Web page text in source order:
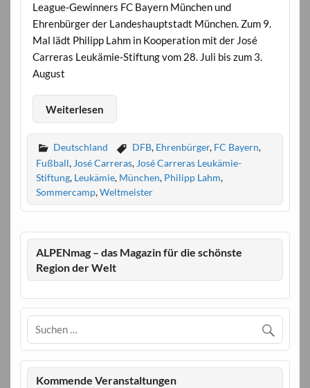
League-Gewinners FC Bayern München und
Ehrenbürger der Landeshauptstadt München. Zum 9.
Mal lädt Philipp Lahm in Kooperation mit der José
Carreras Leukämie-Stiftung vom 28. Juli bis zum 3.
August
Weiterlesen
Deutschland DFB, Ehrenbürger, FC Bayern,
Fußball, José Carreras, José Carreras Leukämie-
Stiftung, Leukämie, München, Philipp Lahm,
Sommercamp,Weltmeister
ALPENmag – das Magazin für die schönste
Region der Welt
Kommende Veranstaltungen